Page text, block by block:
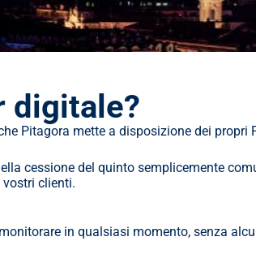
digitale?
Pitagora mette a disposizione dei
cessione del quinto semplicemente
clienti.
in qualsiasi momento, senza